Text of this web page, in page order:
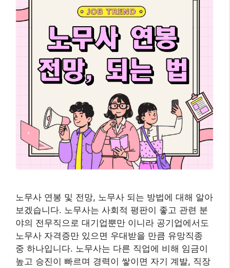
노무사 연봉 및 전망, 노무사 되는 방법에 대해 알아
보겠습니다. 노무사는 사회적 평판이 좋고 관련 분
야의 전무직으로 대기업뿐만 이니라 공기업에서도
노무사 자격증만 있으면 우대받을 만큼 유망직종
중 하나입니다. 노무사는 다른 직업에 비해 임금이
높고 승진이 빠르며 경력이 쌓이면 자기 계발, 직장